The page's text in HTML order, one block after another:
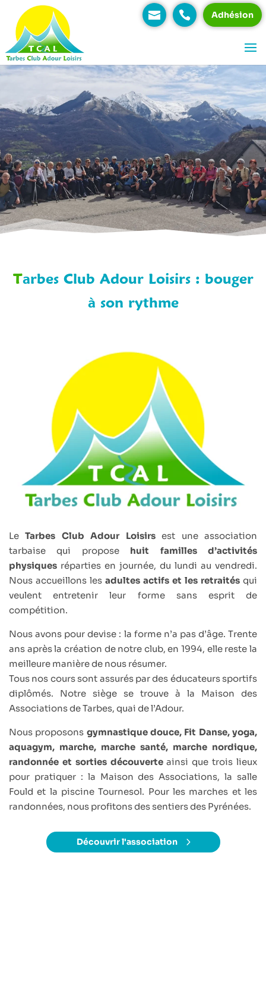
Adhésion
Tarbes Club Adour Loisirs : bouger
à son rythme
LeTarbes Club Adour Loisirsest une association
tarbaise qui propose huit familles d’activités
physiques réparties en journée, du lundi au vendredi.
Nous accueillons les adultes actifs et les retraités qui
veulent entretenir leur forme sans esprit de
compétition.
Nous avons pour devise : la forme n’a pas d’âge. Trente
ans après la création de notre club, en 1994, elle reste la
meilleure manière de nous résumer.
Tous nos cours sont assurés par des éducateurs sportifs
diplômés. Notre siège se trouve à la Maison des
Associations de Tarbes, quai de l’Adour.
Nous proposons gymnastique douce, Fit Danse, yoga,
aquagym, marche, marche santé, marche nordique,
randonnée et sorties découverteainsi que trois lieux
pour pratiquer : la Maison des Associations, la salle
Fould et la piscine Tournesol. Pour les marches et les
randonnées, nous profitons des sentiers des Pyrénées.
Découvrir l'association